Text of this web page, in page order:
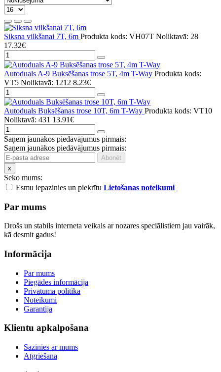
Siksna vilkšanai 7T, 6m Produkta kods: VH07T Noliktavā: 28
17.32€
Autoduals A-9 Buksēšanas trose 5T, 4m T-Way Produkta kods:
VT5 Noliktavā: 1212 8.23€
Autoduals Buksēšanas trose 10T, 6m T-Way Produkta kods: VT10
Noliktavā: 431 13.91€
Saņem jaunākos piedāvājumus pirmais:
Saņem jaunākos piedāvājumus pirmais:
x
Seko mums:
Esmu iepazinies un piekrītu Lietošanas noteikumi
Par mums
Drošs un stabils interneta veikals ar nozares speciālistiem jau vairāk,
kā desmit gadus!
Informācija
Par mums
Piegādes informācija
Privātuma politika
Noteikumi
Garantija
Klientu apkalpošana
Sazinies ar mums
Atgriešana